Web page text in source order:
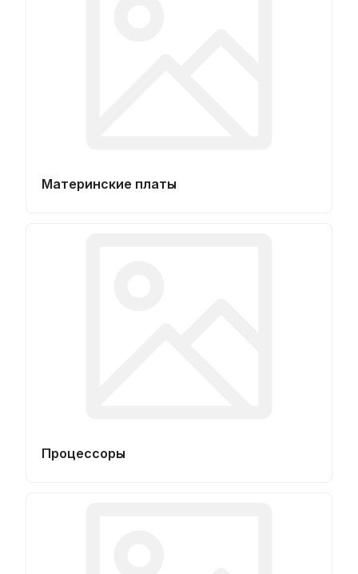
Материнские платы
Процессоры